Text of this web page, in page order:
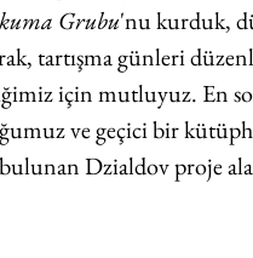
Grubu'nu kurduk,
tartışma günleri
için mutluyuz. En
ve geçici bir
Dzialdov proje